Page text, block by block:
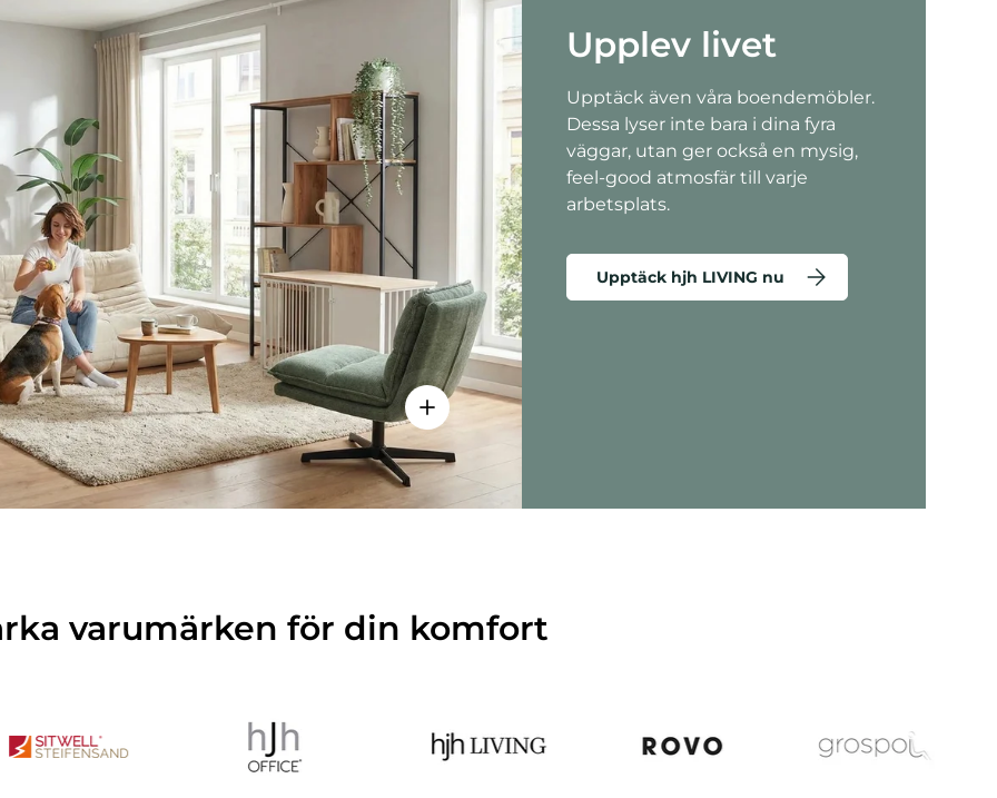
Visa detaljer - Criss-Cross 20 - Loungefåtölj
H - Kontorsskåp
- Sitzolo 2 - Loungefåtölj
Upplev livet
Upptäck även våra boendemöbler.
Dessa lyser inte bara i dina fyra
väggar, utan ger också en mysig,
feel-good atmosfär till varje
arbetsplats.
Upptäck hjh LIVING nu
varumärken för din komfort